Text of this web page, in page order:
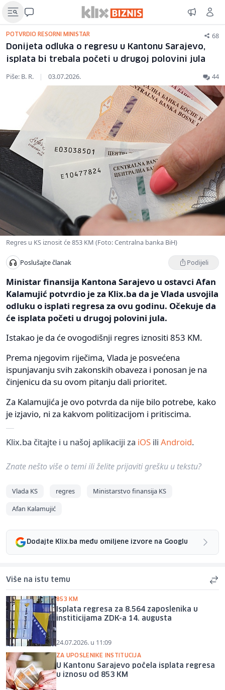
POTVRDIO RESORNI MINISTAR 68
Donijeta odluka o regresu u Kantonu Sarajevo,
isplata bi trebala početi u drugoj polovini jula
Piše: B. R. | 03.07.2026. 44
Regres u KS iznosit će 853 KM (Foto: Centralna banka BiH)
Poslušajte članak Podijeli
Ministar finansija Kantona Sarajevo u ostavci Afan
Kalamujić potvrdio je za Klix.ba da je Vlada usvojila
odluku o isplati regresa za ovu godinu. Očekuje da
će isplata početi u drugoj polovini jula.
Istakao je da će ovogodišnji regres iznositi 853 KM.
Prema njegovim riječima, Vlada je posvećena
ispunjavanju svih zakonskih obaveza i ponosan je na
činjenicu da su ovom pitanju dali prioritet.
Za Kalamujića je ovo potvrda da nije bilo potrebe, kako
je izjavio, ni za kakvom politizacijom i pritiscima.
Klix.ba čitajte i u našoj aplikaciji za iOS ili Android.
Znate nešto više o temi ili želite prijaviti grešku u tekstu?
Vlada KS regres
Ministarstvo finansija KS
Afan Kalamujić
Dodajte Klix.ba među omiljene izvore na Googlu
Više na istu temu
853 KM
Isplata regresa za 8.564 zaposlenika u
institicijama ZDK-a 14. augusta
24.07.2026. u 11:09
ZA UPOSLENIKE INSTITUCIJA
U Kantonu Sarajevo počela isplata regresa
u iznosu od 853 KM